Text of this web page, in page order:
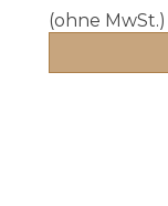
(ohne MwSt.)